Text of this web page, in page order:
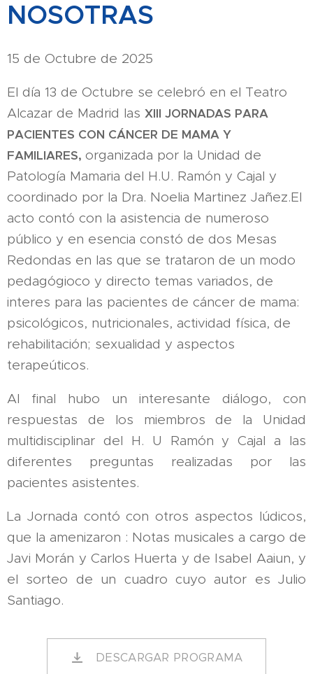
NOSOTRAS
15 de Octubre de 2025
El día 13 de Octubre se celebró en el Teatro
Alcazar de Madrid las XIII JORNADAS PARA
PACIENTES CON CÁNCER DE MAMA Y
FAMILIARES, organizada por la Unidad de
Patología Mamaria del H.U. Ramón y Cajal y
coordinado por la Dra. Noelia Martinez Jañez.El
acto contó con la asistencia de numeroso
público y en esencia constó de dos Mesas
Redondas en las que se trataron de un modo
pedagógioco y directo temas variados, de
interes para las pacientes de cáncer de mama:
psicológicos, nutricionales, actividad física, de
rehabilitación; sexualidad y aspectos
terapeúticos.
Al final hubo un interesante diálogo, con
respuestas de los miembros de la Unidad
multidisciplinar del H. U Ramón y Cajal a las
diferentes preguntas realizadas por las
pacientes asistentes.
La Jornada contó con otros aspectos lúdicos,
que la amenizaron : Notas musicales a cargo de
Javi Morán y Carlos Huerta y de Isabel Aaiun, y
el sorteo de un cuadro cuyo autor es Julio
Santiago.
DESCARGAR PROGRAMA